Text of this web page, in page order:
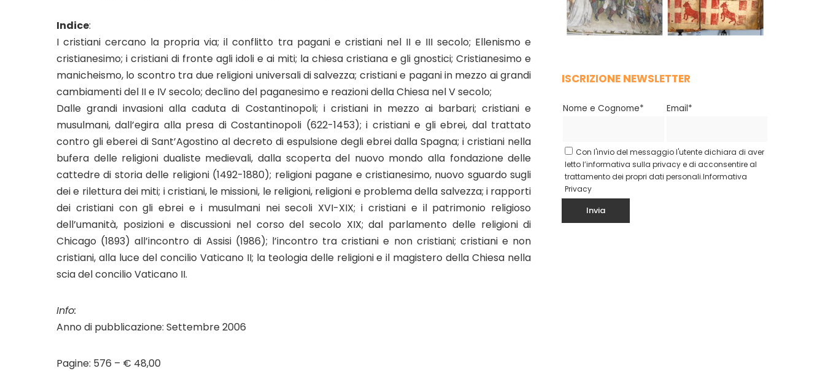
Indice:
I cristiani cercano la propria via; il conflitto tra pagani e cristiani nel II e III secolo; Ellenismo e
cristianesimo; i cristiani di fronte agli idoli e ai miti; la chiesa cristiana e gli gnostici; Cristianesimo e
manicheismo, lo scontro tra due religioni universali di salvezza; cristiani e pagani in mezzo ai grandi
cambiamenti del II e IV secolo; declino del paganesimo e reazioni della Chiesa nel V secolo;
Dalle grandi invasioni alla caduta di Costantinopoli; i cristiani in mezzo ai barbari; cristiani e
musulmani, dall’egira alla presa di Costantinopoli (622-1453); i cristiani e gli ebrei, dal trattato
contro gli eberei di Sant’Agostino al decreto di espulsione degli ebrei dalla Spagna; i cristiani nella
bufera delle religioni dualiste medievali, dalla scoperta del nuovo mondo alla fondazione delle
cattedre di storia delle religioni (1492-1880); religioni pagane e cristianesimo, nuovo sguardo sugli
dei e rilettura dei miti; i cristiani, le missioni, le religioni, religioni e problema della salvezza; i rapporti
dei cristiani con gli ebrei e i musulmani nei secoli XVI-XIX; i cristiani e il patrimonio religioso
dell’umanità, posizioni e discussioni nel corso del secolo XIX; dal parlamento delle religioni di
Chicago (1893) all’incontro di Assisi (1986); l’incontro tra cristiani e non cristiani; cristiani e non
cristiani, alla luce del concilio Vaticano II; la teologia delle religioni e il magistero della Chiesa nella
scia del concilio Vaticano II.
Info:
Anno di pubblicazione: Settembre 2006
Pagine: 576 – € 48,00
ISCRIZIONE NEWSLETTER
Nome e Cognome* Email*
Con l'invio del messaggio l'utente dichiara di aver
letto l’informativa sulla privacy e di acconsentire al
trattamento dei propri dati personali.Informativa
Privacy